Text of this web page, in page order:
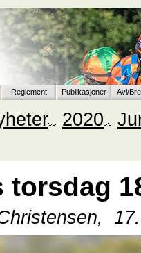
Reglement Publikasjoner Avl/
2020
torsdag